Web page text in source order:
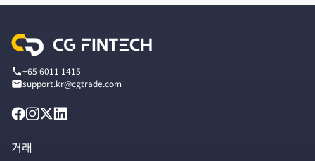
+65 6011 1415
support.kr@cgtrade.com
거래